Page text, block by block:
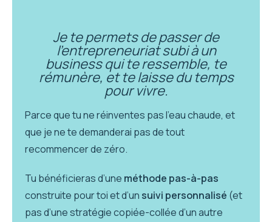
Je te permets de passer de
l'entrepreneuriat subi à un
business qui te ressemble, te
rémunère, et te laisse du temps
pour vivre.
Parce que tu ne réinventes pas l’eau chaude, et
que je ne te demanderai pas de tout
recommencer de zéro.
Tu bénéficieras d’une méthode pas-à-pas
construite pour toi et d’un suivi personnalisé (et
pas d’une stratégie copiée-collée d’un autre